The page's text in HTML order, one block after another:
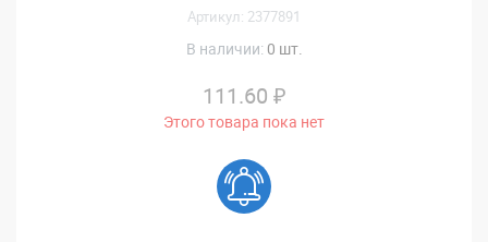
Артикул: 2377891
В наличии: 0 шт.
111.60 ₽
Этого товара пока нет